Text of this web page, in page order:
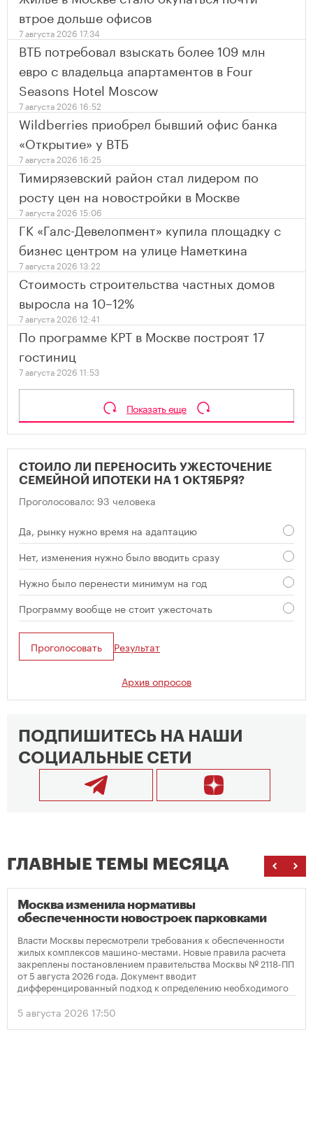
втрое дольше офисов
7 августа 2026 17:34
ВТБ потребовал взыскать более 109 млн
евро с владельца апартаментов в Four
Seasons Hotel Moscow
7 августа 2026 16:52
Wildberries приобрел бывший офис банка
«Открытие» у ВТБ
7 августа 2026 16:25
Тимирязевский район стал лидером по
росту цен на новостройки в Москве
7 августа 2026 15:06
ГК «Галс-Девелопмент» купила площадку с
бизнес центром на улице Наметкина
7 августа 2026 13:22
Стоимость строительства частных домов
выросла на 10–12%
7 августа 2026 12:41
По программе КРТ в Москве построят 17
гостиниц
7 августа 2026 11:53
Показать еще
СТОИЛО ЛИ ПЕРЕНОСИТЬ УЖЕСТОЧЕНИЕ
СЕМЕЙНОЙ ИПОТЕКИ НА 1 ОКТЯБРЯ?
Проголосовало: 93 человека
Да, рынку нужно время на адаптацию
Нет, изменения нужно было вводить сразу
Нужно было перенести минимум на год
Программу вообще не стоит ужесточать
Проголосовать Результат
Архив опросов
ПОДПИШИТЕСЬ НА НАШИ
СОЦИАЛЬНЫЕ СЕТИ
ГЛАВНЫЕ ТЕМЫ МЕСЯЦА
Москва изменила нормативы
обеспеченности новостроек парковками
Власти Москвы пересмотрели требования к обеспеченности
жилых комплексов машино-местами. Новые правила расчета
закреплены постановлением правительства Москвы № 2118-ПП
от 5 августа 2026 года. Документ вводит
дифференцированный подход к определению необходимого
количества парковок в зависимости от площади квартир и
устанавливает переходный период для уже согласованных
проектов.
5 августа 2026 17:50